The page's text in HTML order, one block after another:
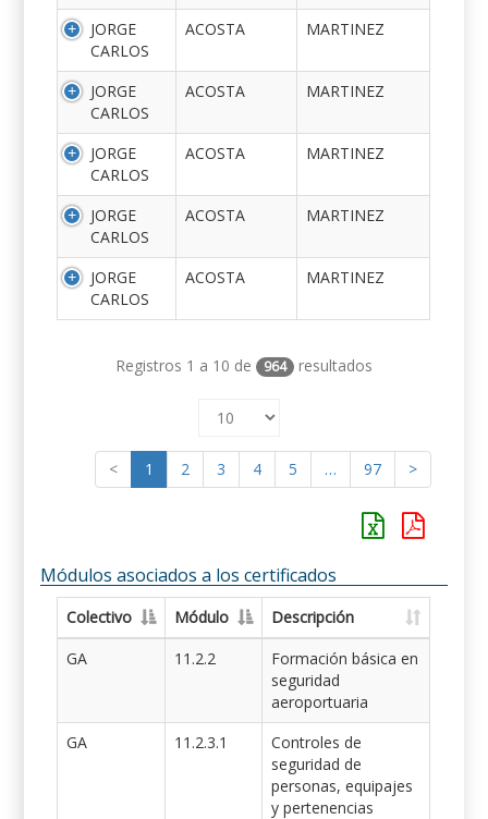
JORGE
CARLOS
ACOSTA MARTINEZ
JORGE
CARLOS
ACOSTA MARTINEZ
JORGE
CARLOS
ACOSTA MARTINEZ
JORGE
CARLOS
ACOSTA MARTINEZ
JORGE
CARLOS
ACOSTA MARTINEZ
Registros 1 a 10 de 964 resultados
< 1 2 3 4 5 … 97 >
Módulos asociados a los certificados
Colectivo Módulo
Descripción
GA
11.2.2
Formación básica en
seguridad
aeroportuaria
GA
11.2.3.1
Controles de
seguridad de
personas, equipajes
y pertenencias